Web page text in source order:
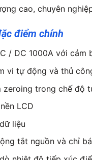
cao, chuyên
điểm chính
/ DC 1000A với
vi tự động và thủ
zeroing trong chế độ
LCD
liệu
tắt nguồn và chỉ